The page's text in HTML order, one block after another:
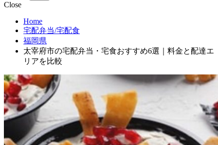
Close
Home
宅配弁当/宅配食
福岡県
太宰府市の宅配弁当・宅食おすすめ6選｜料金と配達エ
リアを比較